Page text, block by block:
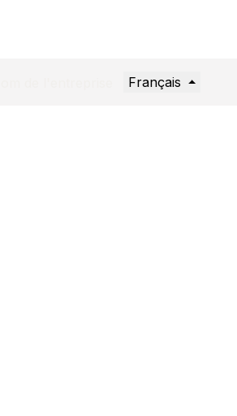
Français